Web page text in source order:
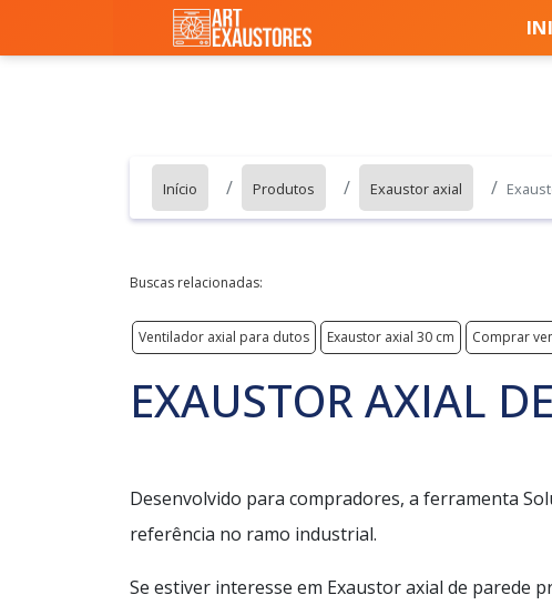
Início Produtos Exaustor axial
Buscas relacionadas:
Ventilador axial para dutos Exaustor axial 30 cm Comprar
EXAUSTOR AXIAL
Desenvolvido para compradores, a ferramenta
referência no ramo industrial.
Se estiver interesse em Exaustor axial de parede